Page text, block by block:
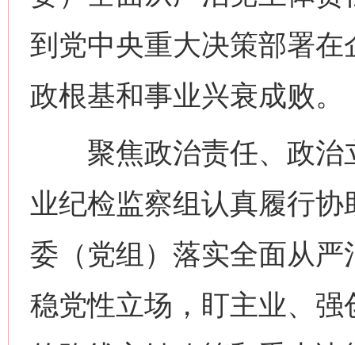
到党中央重大决策部署
政根基和事业兴衰成败。
聚焦政治责任、政治
业纪检监察组认真履行
委（党组）落实全面从
稳党性立场，盯主业、